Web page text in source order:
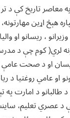
معاصر تاریخ کې د
اړین
، ریسانو او
کوم چې د
او د صحت
او عامي روغتیا د
د امارت په
تعلیم،